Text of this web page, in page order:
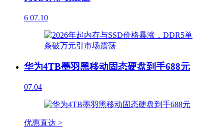
6 07.10
华为4TB墨羽黑移动固态硬盘到手688元
07.04
优惠直达 >